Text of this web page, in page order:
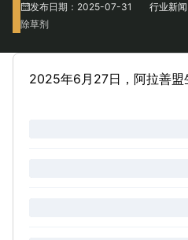
发布日期：2025-07-31
行业新闻
除草剂
2025年6月27日，阿拉善盟